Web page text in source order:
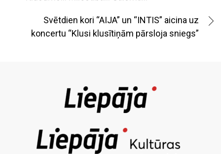
Svētdien kori “AIJA” un “INTIS” aicina uz
koncertu “Klusi klusītiņām pārsloja sniegs”